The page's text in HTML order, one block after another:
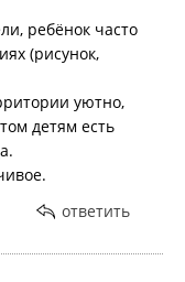
ребёнок часто
(рисунок,
уютно,
детям есть
ответить